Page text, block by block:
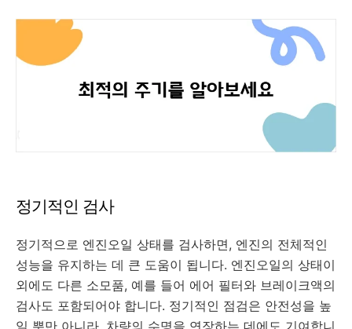
정기적인 검사
정기적으로 엔진오일 상태를 검사하면, 엔진의 전체적인
성능을 유지하는 데 큰 도움이 됩니다. 엔진오일의 상태이
외에도 다른 소모품, 예를 들어 에어 필터와 브레이크액의
검사도 포함되어야 합니다. 정기적인 점검은 안전성을 높